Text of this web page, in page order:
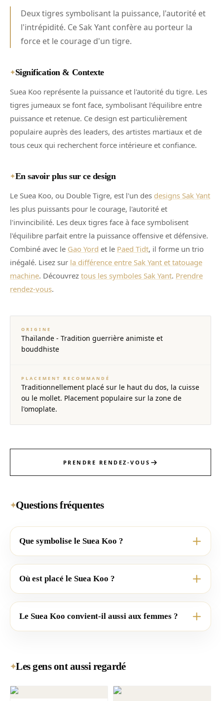
Deux tigres symbolisant la puissance, l'autorité et
l'intrépidité. Ce Sak Yant confère au porteur la
force et le courage d'un tigre.
✦Signification & Contexte
Suea Koo représente la puissance et l'autorité du tigre. Les
tigres jumeaux se font face, symbolisant l'équilibre entre
puissance et retenue. Ce design est particulièrement
populaire auprès des leaders, des artistes martiaux et de
tous ceux qui recherchent force intérieure et confiance.
✦En savoir plus sur ce design
Le Suea Koo, ou Double Tigre, est l'un des designs Sak Yant
les plus puissants pour le courage, l'autorité et
l'invincibilité. Les deux tigres face à face symbolisent
l'équilibre parfait entre la puissance offensive et défensive.
Combiné avec le Gao Yord et le Paed Tidt, il forme un trio
inégalé. Lisez sur la différence entre Sak Yant et tatouage
machine. Découvrez tous les symboles Sak Yant. Prendre
rendez-vous.
ORIGINE
Thaïlande - Tradition guerrière animiste et
bouddhiste
PLACEMENT RECOMMANDÉ
Traditionnellement placé sur le haut du dos, la cuisse
ou le mollet. Placement populaire sur la zone de
l'omoplate.
PRENDRE RENDEZ-VOUS
✦Questions fréquentes
Que symbolise le Suea Koo ?
Où est placé le Suea Koo ?
Le Suea Koo convient-il aussi aux femmes ?
✦Les gens ont aussi regardé